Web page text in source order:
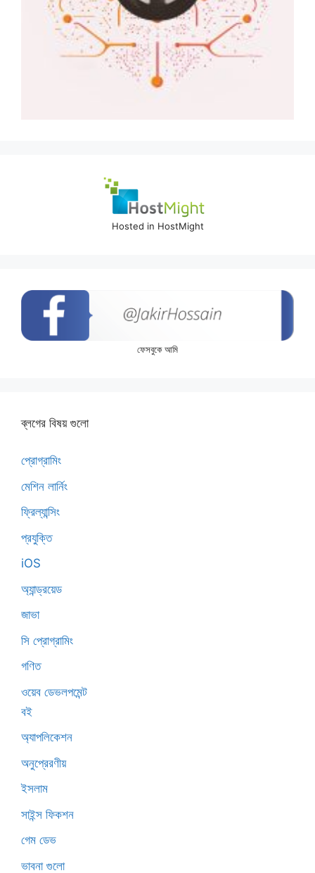
Hosted in HostMight
ফেসবুকে আমি
ব্লগের বিষয় গুলো
প্রোগ্রামিং
মেশিন লার্নিং
ফ্রিল্যান্সিং
প্রযুক্তি
iOS
অ্যান্ড্রয়েড
জাভা
সি প্রোগ্রামিং
গণিত
ওয়েব ডেভলপমেন্ট
বই
অ্যাপলিকেশন
অনুপ্রেরণীয়
ইসলাম
সাইন্স ফিকশন
গেম ডেভ
ভাবনা গুলো